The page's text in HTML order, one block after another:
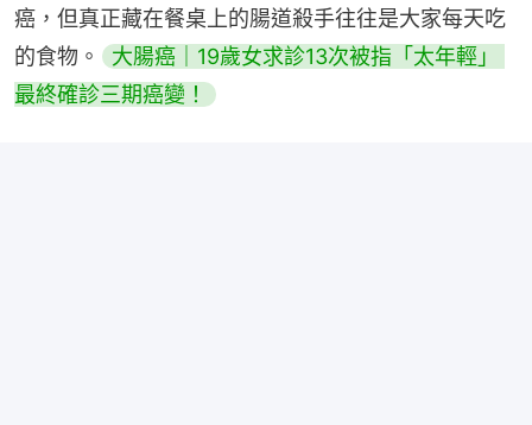
癌，但真正藏在餐桌上的腸道殺手往往是大家每天吃
的食物。
大腸癌｜19歲女求診13次被指「太年輕」
最終確診三期癌變！